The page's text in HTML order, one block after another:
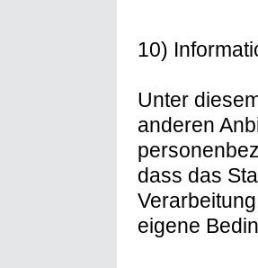
10)
Unter
anderen
dass das
eigene